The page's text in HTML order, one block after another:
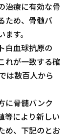
治療に有効な骨
ため、骨髄バ
す。
白血球抗原の
れが一致する確
は数百人から
に骨髄バンク
等により新しい
め、下記のとお